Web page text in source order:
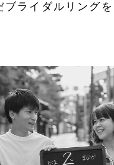
ブライダルリングを